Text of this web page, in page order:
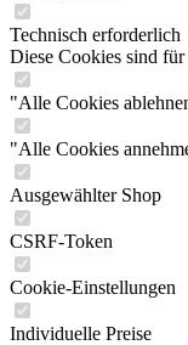
Technisch erforderlich
Diese Cookies sind
"Alle Cookies
"Alle Cookies
Ausgewählter Shop
CSRF-Token
Cookie-Einstellungen
Individuelle Preise